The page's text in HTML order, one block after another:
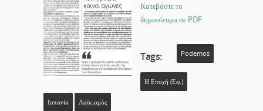
Κατεβάστε το
δημοσίευμα σε PDF
Tags: Podemos
Η Εποχή (εφ.)
Ισπανία Λαϊκισμός